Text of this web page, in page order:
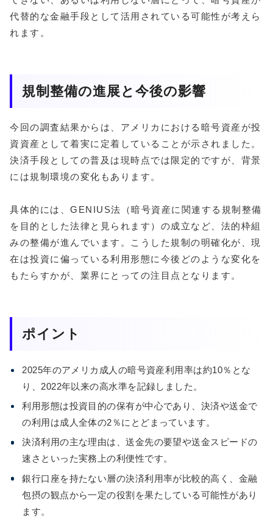
代替的な金融手段として活用されている可能性が考えら
れます。
規制整備の進展と今後の影響
今回の調査結果からは、アメリカにおける暗号資産が投
資資産として着実に定着していることが示されました。
決済手段としての普及は現時点では限定的ですが、背景
には規制環境の変化もあります。
具体的には、GENIUS法（暗号資産に関連する規制整備
を目的とした法律と見られます）の成立など、法的枠組
みの整備が進んでいます。こうした規制の明確化が、現
在は投資に偏っている利用形態に今後どのような変化を
もたらすかが、業界にとっての注目点となります。
ポイント
2025年のアメリカ成人の暗号資産利用率は約10％とな
り、2022年以来の高水準を記録しました。
利用形態は投資目的の保有が中心であり、決済や送金で
の利用は成人全体の2％にとどまっています。
決済利用の主な理由は、送金先の要望や送金スピードの
速さといった実務上の利便性です。
銀行口座を持たない層の決済利用率が比較的高く、金融
包摂の観点から一定の役割を果たしている可能性があり
ます。